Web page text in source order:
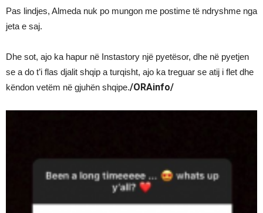
Pas lindjes, Almeda nuk po mungon me postime të ndryshme nga
jeta e saj.
Dhe sot, ajo ka hapur në Instastory një pyetësor, dhe në pyetjen
se a do t’i flas djalit shqip a turqisht, ajo ka treguar se atij i flet dhe
këndon vetëm në gjuhën shqipe./ORAinfo/